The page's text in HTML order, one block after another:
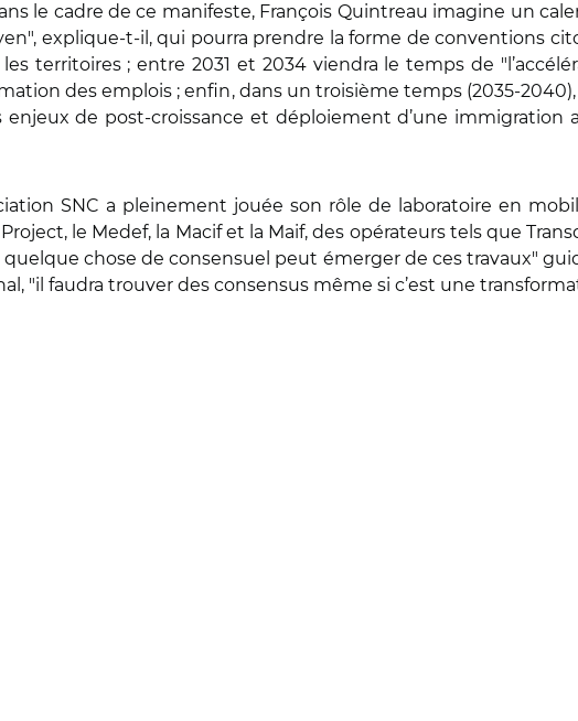
le cadre de ce manifeste, François Quintreau imagine un
explique-t-il, qui pourra prendre la forme de conventions
territoires ; entre 2031 et 2034 viendra le temps de
des emplois ; enfin, dans un troisième temps (2035-
de post-croissance et déploiement d’une immigration
SNC a pleinement jouée son rôle de laboratoire en
le Medef, la Macif et la Maif, des opérateurs tels que
chose de consensuel peut émerger de ces travaux"
"il faudra trouver des consensus même si c’est une